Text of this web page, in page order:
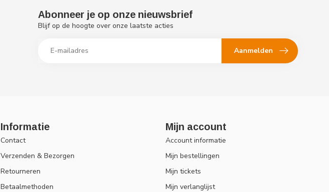
Abonneer je op onze nieuwsbrief
Blijf op de hoogte over onze laatste acties
Aanmelden
Informatie
Contact
Verzenden & Bezorgen
Retourneren
Betaalmethoden
Mijn account
Account informatie
Mijn bestellingen
Mijn tickets
Mijn verlanglijst